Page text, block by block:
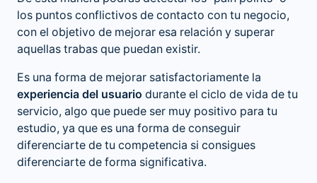
los puntos conflictivos de contacto con tu negocio,
con el objetivo de mejorar esa relación y superar
aquellas trabas que puedan existir.
Es una forma de mejorar satisfactoriamente la
experiencia del usuario durante el ciclo de vida de tu
servicio, algo que puede ser muy positivo para tu
estudio, ya que es una forma de conseguir
diferenciarte de tu competencia si consigues
diferenciarte de forma significativa.